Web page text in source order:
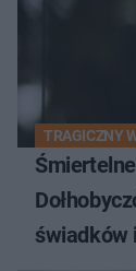
TRAGICZNY
świadków